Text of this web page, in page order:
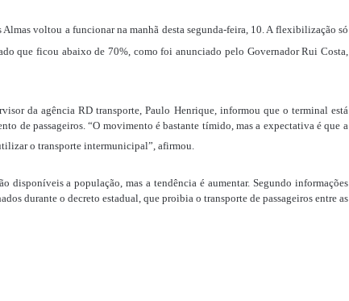
voltou a funcionar na manhã desta segunda-feira, 10. A flexibilização só
que ficou abaixo de 70%, como foi anunciado pelo Governador Rui Costa,
da agência RD transporte, Paulo Henrique, informou que o terminal está
de passageiros. “O movimento é bastante tímido, mas a expectativa é que a
o transporte intermunicipal”, afirmou.
disponíveis a população, mas a tendência é aumentar. Segundo informações
durante o decreto estadual, que proibia o transporte de passageiros entre as